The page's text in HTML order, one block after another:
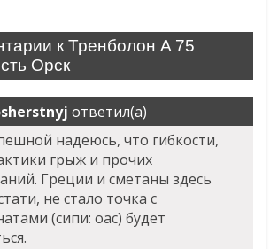
к Тренболон A 75
Орск
ответил(а)
надеюсь, что гибкости,
грыж и прочих
Греции и сметаны здесь
не стало точка с
(сипи: оас) будет